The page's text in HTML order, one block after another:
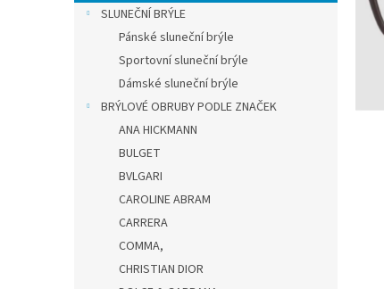
n
SLUNEČNÍ BRÝLE
Pánské sluneční brýle
Sportovní sluneční brýle
Dámské sluneční brýle
BRÝLOVÉ OBRUBY PODLE ZNAČEK
ANA HICKMANN
BULGET
BVLGARI
CAROLINE ABRAM
CARRERA
COMMA,
CHRISTIAN DIOR